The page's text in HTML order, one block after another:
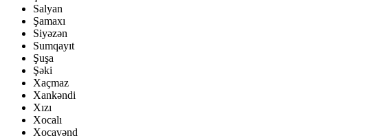
Salyan
Şamaxı
Siyəzən
Sumqayıt
Şuşa
Şəki
Xaçmaz
Xankəndi
Xızı
Xocalı
Xocavənd